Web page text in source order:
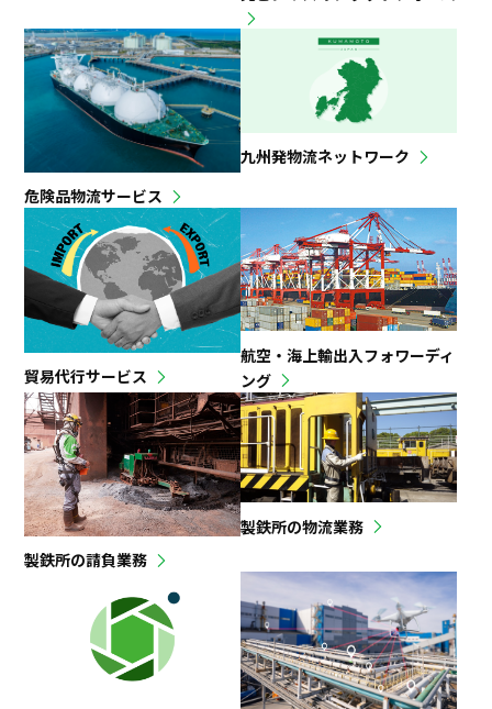
危険品物流サービス
九州発物流ネットワーク
貿易代行サービス
航空・海上輸出入フォワーディ
ング
製鉄所の請負業務
製鉄所の物流業務